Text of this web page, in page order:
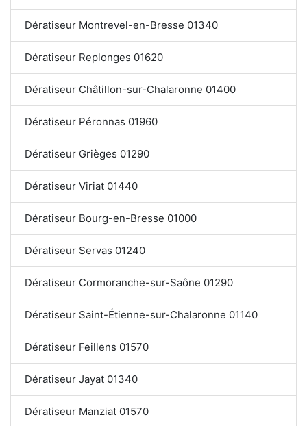
Dératiseur Montrevel-en-Bresse 01340
Dératiseur Replonges 01620
Dératiseur Châtillon-sur-Chalaronne 01400
Dératiseur Péronnas 01960
Dératiseur Grièges 01290
Dératiseur Viriat 01440
Dératiseur Bourg-en-Bresse 01000
Dératiseur Servas 01240
Dératiseur Cormoranche-sur-Saône 01290
Dératiseur Saint-Étienne-sur-Chalaronne 01140
Dératiseur Feillens 01570
Dératiseur Jayat 01340
Dératiseur Manziat 01570